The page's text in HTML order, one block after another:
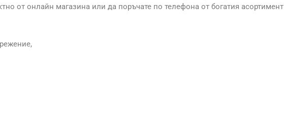
от онлайн магазина или да поръчате по телефона от богатия асортимент